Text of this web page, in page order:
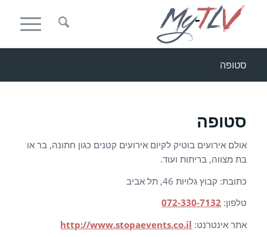
סטופה
סטופה
אולם אירועים בוטיק לקיום אירועים קטנים כגון חתונה, בר או
בת מצווה, בריתות ועוד.
כתובת: קבוץ גלויות 46, תל אביב
טלפון: 072-330-7132
אתר אינטרנט: http://www.stopaevents.co.il